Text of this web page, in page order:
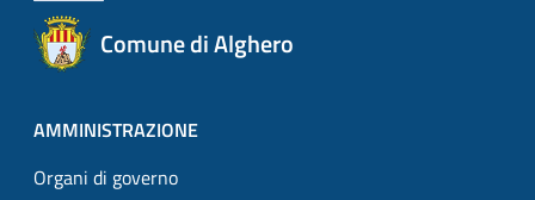
Comune di Alghero
AMMINISTRAZIONE
Organi di governo